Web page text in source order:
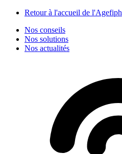
Retour à l'accueil de l'Agefiph
Nos conseils
Nos solutions
Nos actualités